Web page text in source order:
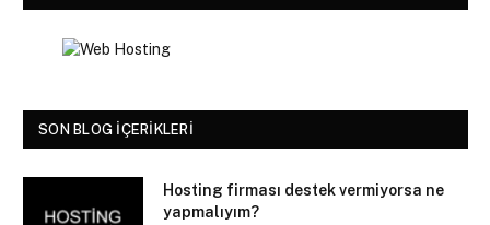
SON BLOG İÇERIKLERI
Hosting firması destek vermiyorsa ne
yapmalıyım?